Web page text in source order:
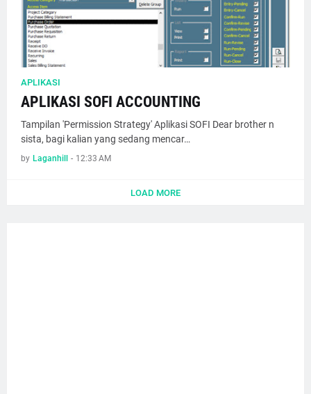
APLIKASI
APLIKASI SOFI ACCOUNTING
Tampilan 'Permission Strategy' Aplikasi SOFI Dear brother n
sista, bagi kalian yang sedang mencar…
by Laganhill - 12:33 AM
LOAD MORE